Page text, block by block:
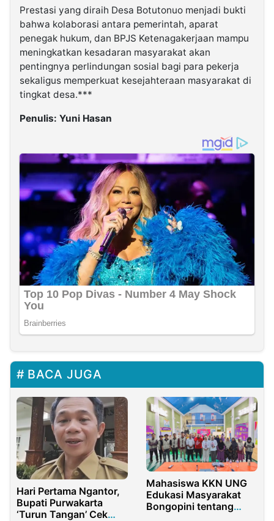
Prestasi yang diraih Desa Botutonuo menjadi bukti
bahwa kolaborasi antara pemerintah, aparat
penegak hukum, dan BPJS Ketenagakerjaan mampu
meningkatkan kesadaran masyarakat akan
pentingnya perlindungan sosial bagi para pekerja
sekaligus memperkuat kesejahteraan masyarakat di
tingkat desa.***
Penulis: Yuni Hasan
BACA JUGA
Hari Pertama Ngantor,
Bupati Purwakarta
‘Turun Tangan’ Cek
Mahasiswa KKN UNG
Edukasi Masyarakat
Bongopini tentang